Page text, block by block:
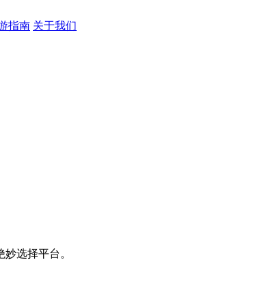
指南 关于我们
选择平台。